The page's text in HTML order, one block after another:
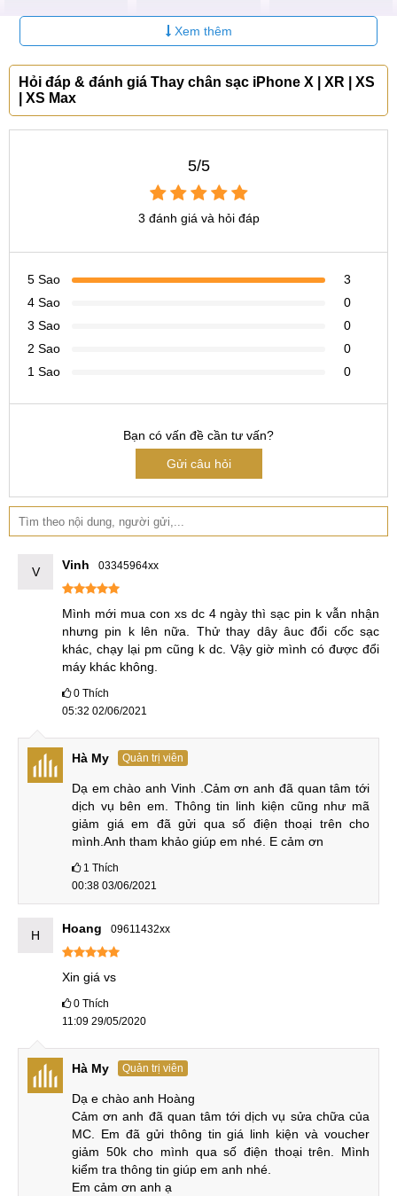
Người dùng vô tình đánh rơi iPhone X vào nước hay
thường xuyên sử dụng ở môi trường ẩm thấp làm chân
sạc ngấm nước, lâu dần sẽ dẫn tới hỏng hóc.
Điện thoại gặp xung đột phần mềm, đây là lỗi rất hiếm
gặp.
nhưng không vệ sinh thường xuyên khiến bụi bẩn bám
vào, che lấp cổng sạc.
Sửa iPhone X | XS | XR | XS Max
Lỗi hiển thị
Ép kính iPhone X
Thay thế linh kiện
Thay Pin iPhone X
Thay nắp lưng iPhone X
Thay vỏ iPhone X
Sửa chữa
Thay, sửa IC nguồn iPhone X
Thay loa iPhone X
Thay chân sạc iPhone X
Thay, sửa mic iPhone X
Thay IC wifi iPhone X
Thay, sửa khay Sim iPhone X
Thay nút âm lượng iPhone X
Trung tâm sửa chữa MCCare
Hiện tại có rất nhiều đơn vị trên thị trường cung cấp dịch vụ
sửa chữa cho điện thoại iPhone nhưng MCCare luôn là địa
chọn để sửa chữa điện thoại nói chung trong suốt nhiều
năm qua.
Mức giá tốt nhất thị trường, bảo hành từ 6-12 tháng.
kinh nghiệm làm việc lâu năm.
giám sát camera chặt chẽ.
Thời gian thay chân sạc nhanh chóng.
Quy trình thay chân sạc iPhone X
Khi gặp phải tình trạng hư hỏng chân sạc, cáp sạc iPhone
X, người dùng cần mang máy đến những cơ sở sửa chữa
Xem thêm
Hỏi đáp & đánh giá Thay chân sạc iPhone X | XR | XS
| XS Max
5/5
3 đánh giá và hỏi đáp
5 Sao
3
4 Sao
0
3 Sao
0
2 Sao
0
1 Sao
0
Bạn có vấn đề cần tư vấn?
Gửi câu hỏi
V Vinh 03345964xx
Mình mới mua con xs dc 4 ngày thì sạc pin k vẫn nhận
nhưng pin k lên nữa. Thử thay dây âuc đổi cốc sạc
khác, chạy lại pm cũng k dc. Vậy giờ mình có được đổi
máy khác không.
0 Thích
05:32 02/06/2021
Hà My Quản trị viên
Dạ em chào anh Vinh .Cảm ơn anh đã quan tâm tới
dịch vụ bên em. Thông tin linh kiện cũng như mã
giảm giá em đã gửi qua số điện thoại trên cho
mình.Anh tham khảo giúp em nhé. E cảm ơn
1 Thích
00:38 03/06/2021
H Hoang 09611432xx
Xin giá vs
0 Thích
11:09 29/05/2020
Hà My Quản trị viên
Dạ e chào anh Hoàng
Cảm ơn anh đã quan tâm tới dịch vụ sửa chữa của
MC. Em đã gửi thông tin giá linh kiện và voucher
giảm 50k cho mình qua số điện thoại trên. Mình
kiểm tra thông tin giúp em anh nhé.
Em cảm ơn anh ạ